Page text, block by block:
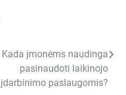
Kada įmonėms naudinga
pasinaudoti laikinojo
įdarbinimo paslaugomis?